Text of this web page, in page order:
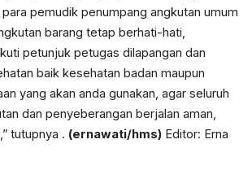
pemudik penumpang angkutan umum
barang tetap berhati-hati,
petunjuk petugas dilapangan dan
baik kesehatan badan maupun
yang akan anda gunakan, agar seluruh
dan penyeberangan berjalan aman,
tutupnya . (ernawati/hms) Editor: Erna